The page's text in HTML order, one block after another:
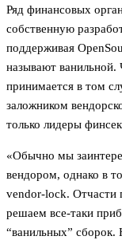
Ряд финансовых
собственную
поддерживая
называют
принимается в том
заложником
только лидеры
«Обычно мы
вендором, однако в
vendor-lock. Отчасти
решаем все-таки
“ванильных” сборок.